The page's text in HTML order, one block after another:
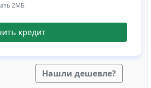
2МБ
кредит
Нашли дешевле?